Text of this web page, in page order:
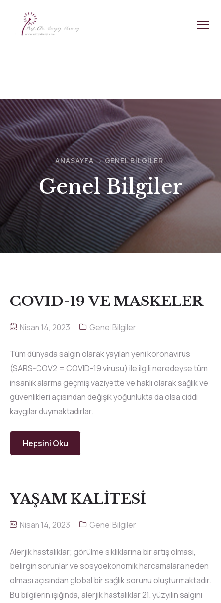
ANASAYFA GENEL BILGILER
Genel Bilgiler
COVID-19 VE MASKELER
Nisan 14, 2023 Genel Bilgiler
Tüm dünyada salgın olarak yayılan yeni koronavirus
(SARS-COV2 = COVID-19 virusu) ile ilgili neredeyse tüm
insanlık alarma geçmiş vaziyette ve haklı olarak sağlık ve
güvenlikleri açısından değişik yoğunlukta da olsa ciddi
kaygılar duymaktadırlar.
Hepsini Oku
YAŞAM KALİTESİ
Nisan 14, 2023 Genel Bilgiler
Alerjik hastalıklar; görülme sıklıklarına bir artış olması,
belirgin sorunlar ve sosyoekonomik harcamalara neden
olması açısından global bir sağlık sorunu oluşturmaktadır.
Bu bilgilerin ışığında, alerjik hastalıklar 21. yüzyılın salgını